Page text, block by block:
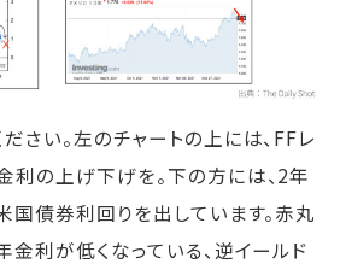
さい。左のチャートの上には、FFレ
利の上げ下げを。下の方には、2年
債券利回りを出しています。赤丸
利が低くなっている、逆イールド